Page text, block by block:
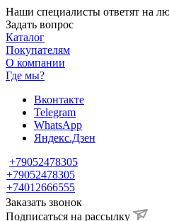
Наши специалисты ответят на
Задать вопрос
Каталог
Покупателям
О компании
Где мы?
Вконтакте
Telegram
WhatsApp
Яндекс.Дзен
+79052478305
+79052478305
+74012666555
Заказать звонок
Подписаться на рассылку